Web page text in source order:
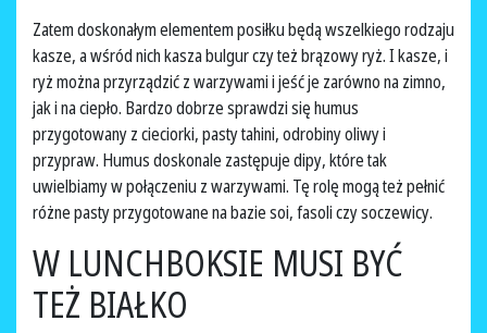
Zatem doskonałym elementem posiłku będą wszelkiego rodzaju
kasze, a wśród nich kasza bulgur czy też brązowy ryż. I kasze, i
ryż można przyrządzić z warzywami i jeść je zarówno na zimno,
jak i na ciepło. Bardzo dobrze sprawdzi się humus
przygotowany z cieciorki, pasty tahini, odrobiny oliwy i
przypraw. Humus doskonale zastępuje dipy, które tak
uwielbiamy w połączeniu z warzywami. Tę rolę mogą też pełnić
różne pasty przygotowane na bazie soi, fasoli czy soczewicy.
W LUNCHBOKSIE MUSI BYĆ
TEŻ BIAŁKO